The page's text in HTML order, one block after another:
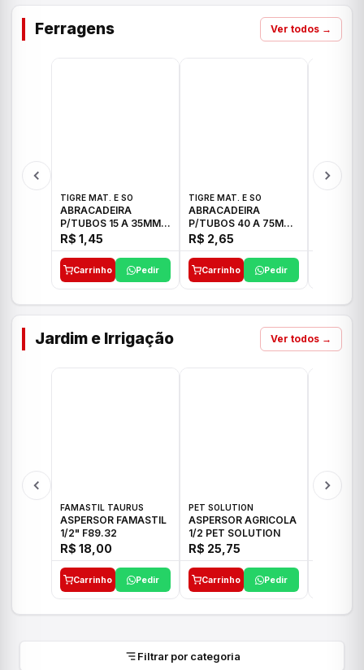
Ferragens Ver todos →
TIGRE MAT. E SO
ABRACADEIRA
P/TUBOS 15 A 35MM
TIGRE
R$ 1,45
Carrinho Pedir
TIGRE MAT. E SO
ABRACADEIRA
P/TUBOS 40 A 75MM
TIGRE
R$ 2,65
Carrinho Pedir
Jardim e Irrigação Ver todos →
FAMASTIL TAURUS
ASPERSOR FAMASTIL
1/2" F89.32
R$ 18,00
Carrinho Pedir
PET SOLUTION
ASPERSOR AGRICOLA
1/2 PET SOLUTION
R$ 25,75
Carrinho Pedir
Filtrar por categoria